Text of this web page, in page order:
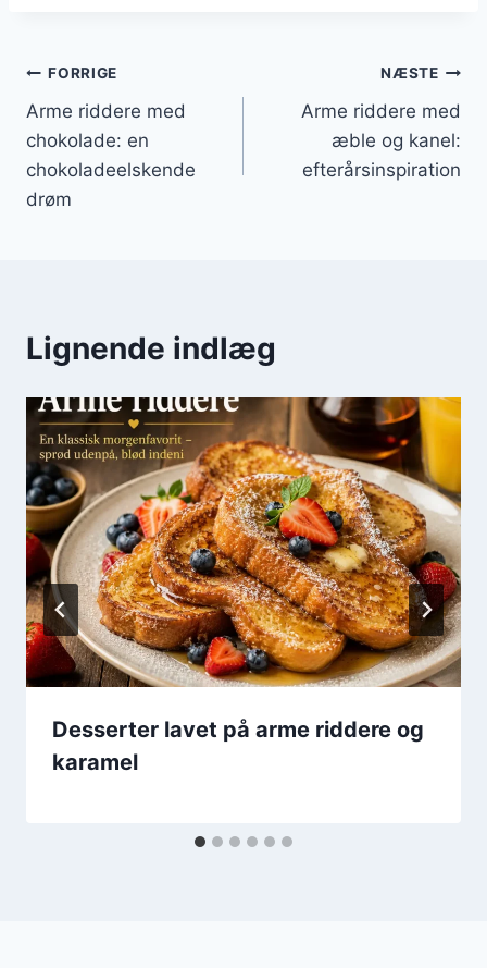
Indlægsnavigation
FORRIGE
Arme riddere med
chokolade: en
chokoladeelskende
drøm
NÆSTE
Arme riddere med
æble og kanel:
efterårsinspiration
Lignende indlæg
Desserter lavet på arme riddere og
karamel